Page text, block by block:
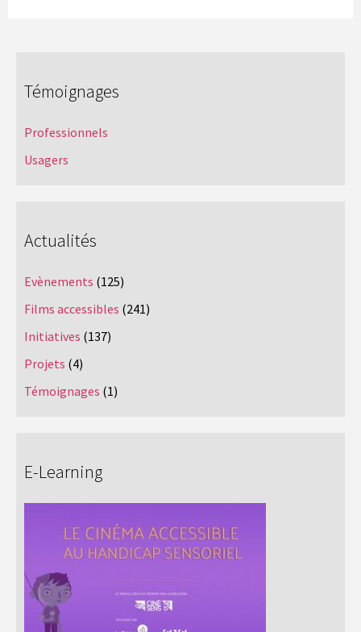
Témoignages
Professionnels
Usagers
Actualités
Evènements (125)
Films accessibles (241)
Initiatives (137)
Projets (4)
Témoignages (1)
E-Learning